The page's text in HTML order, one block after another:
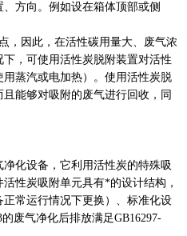
方向。例如设在箱体顶部或侧
，因此，在活性碳用量大、废气浓
，可使用活性炭脱附装置对活性
蒸汽或电加热）。使用活性炭脱
能够对吸附的废气进行回收，同
化设备，它利用活性炭的特殊吸
性炭吸附单元具有*的设计结构，
常运行情况下更换）、标准化设
废气净化后排放满足GB16297-